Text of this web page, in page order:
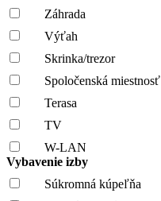
Záhrada
Výťah
Skrinka/trezor
Spoločenská miestnosť
Terasa
TV
W-LAN
Vybavenie izby
Súkromná kúpeľňa